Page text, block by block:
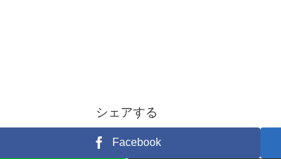
シェアする
Facebook